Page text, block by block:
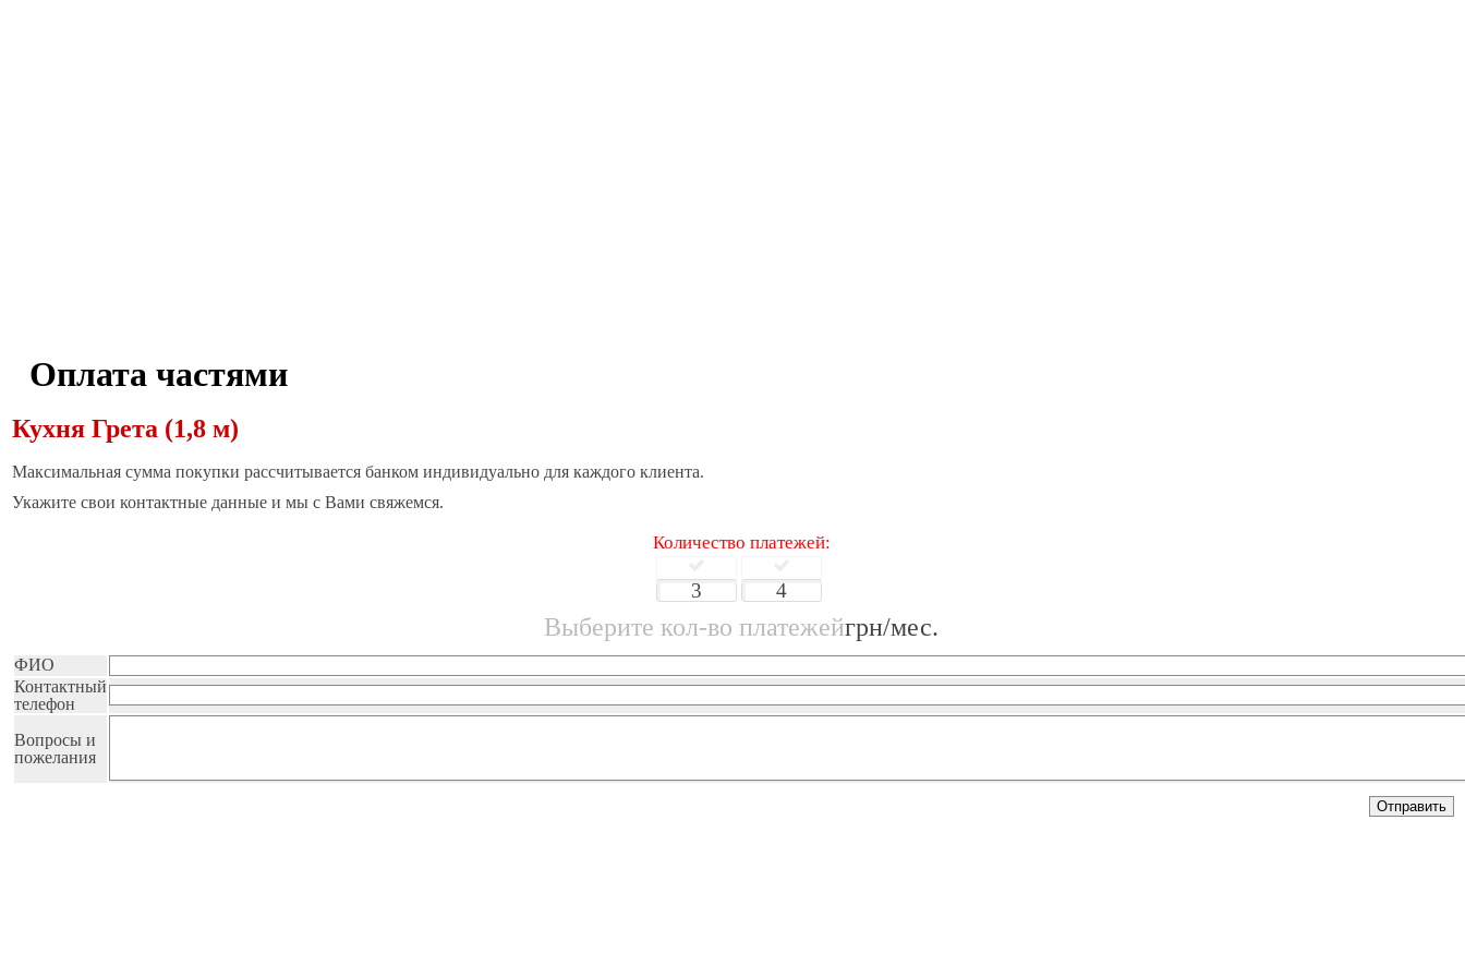
Оплата частями
Кухня Грета (1,8 м)
Максимальная сумма покупки рассчитывается банком индивидуально для каждого клиента.
Укажите свои контактные данные и мы с Вами свяжемся.
Количество платежей:
3 4
Выберите кол-во платежейгрн/мес.
ФИО
Контактный
телефон
Вопросы и
пожелания